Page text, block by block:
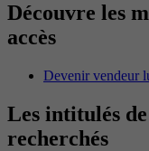
Découvre les
accès
Devenir vendeur
Les intitulés
recherchés